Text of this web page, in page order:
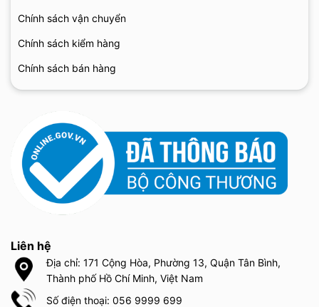
Chính sách vận chuyển
Chính sách kiểm hàng
Chính sách bán hàng
Liên hệ
Địa chỉ: 171 Cộng Hòa, Phường 13, Quận Tân Bình,
Thành phố Hồ Chí Minh, Việt Nam
Số điện thoại: 056 9999 699